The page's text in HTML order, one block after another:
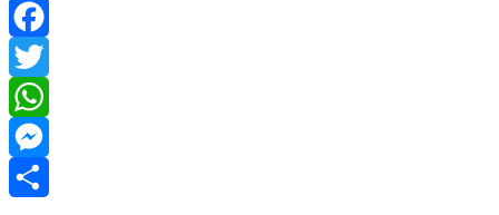
Facebook
Twitter
WhatsApp
Messenger